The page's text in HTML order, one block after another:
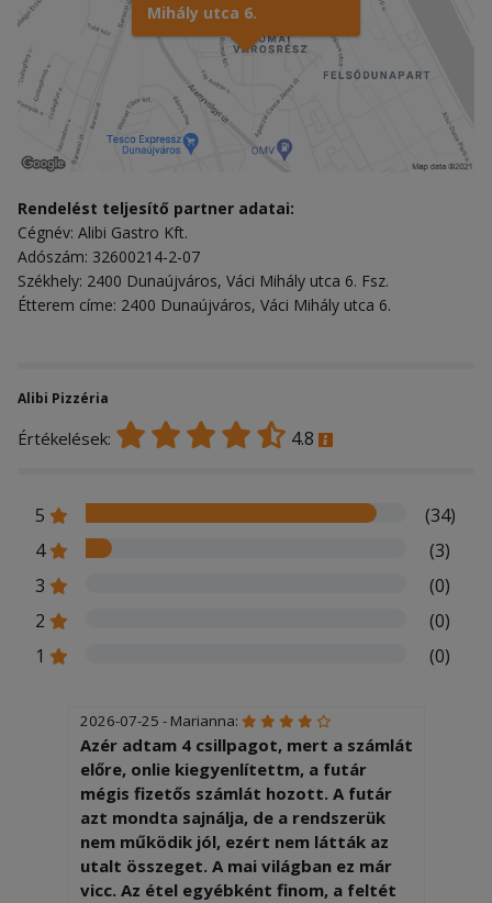
Mihály utca 6.
Rendelést teljesítő partner adatai:
Cégnév: Alibi Gastro Kft.
Adószám: 32600214-2-07
Székhely: 2400 Dunaújváros, Váci Mihály utca 6. Fsz.
Étterem címe: 2400 Dunaújváros, Váci Mihály utca 6.
Alibi Pizzéria
Értékelések: 4.8
5
(34)
4
(3)
3
(0)
2
(0)
1
(0)
2026-07-25 - Marianna:
Azér adtam 4 csillpagot, mert a számlát
előre, onlie kiegyenlítettm, a futár
mégis fizetős számlát hozott. A futár
azt mondta sajnálja, de a rendszerük
nem működik jól, ezért nem látták az
utalt összeget. A mai világban ez már
vicc. Az étel egyébként finom, a feltét